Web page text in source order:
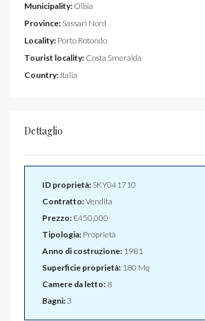
Municipality: Olbia
Province: Sassari Nord
Locality: Porto Rotondo
Tourist locality: Costa Smeralda
Country: Italia
Dettaglio
ID proprietà: SKY041710
Contratto:Vendita
Prezzo:€450,000
Tipologia: Proprietà
Anno di costruzione: 1981
Superficie proprietà: 180 Mq
Camere da letto: 8
Bagni:3